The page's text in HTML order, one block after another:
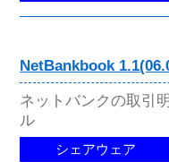
NetBankbook
ネットバンクの取引
ル
シェアウェア